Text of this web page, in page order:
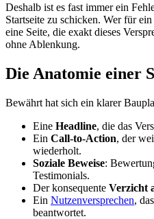
Deshalb ist es fast immer ein
Startseite zu schicken. Wer für
eine Seite, die exakt dieses
ohne Ablenkung.
Die Anatomie einer
Bewährt hat sich ein klarer
Eine Headline, die das
Ein Call-to-Action, der
wiederholt.
Soziale Beweise:
Testimonials.
Der konsequente Verzicht
Ein Nutzenversprechen,
beantwortet.